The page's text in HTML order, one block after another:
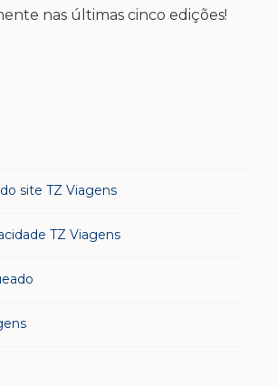
nas últimas cinco edições!
site TZ Viagens
TZ Viagens